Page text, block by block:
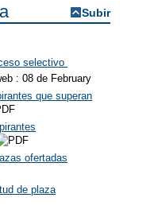
Subir
selectivo
: 08 de February
que superan
ofertadas
de plaza